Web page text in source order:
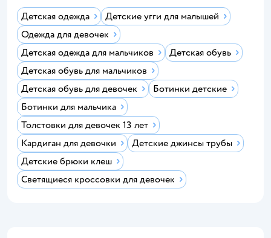
Детская одежда
Детские угги для малышей
Одежда для девочек
Детская одежда для мальчиков
Детская обувь
Детская обувь для мальчиков
Детская обувь для девочек
Ботинки детские
Ботинки для мальчика
Толстовки для девочек 13 лет
Кардиган для девочки
Детские джинсы трубы
Детские брюки клеш
Светящиеся кроссовки для девочек